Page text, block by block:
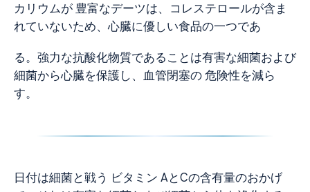
カリウムが 豊富なデーツは、コレステロールが含ま
れていないため、心臓に優しい食品の一つであ
る。強力な抗酸化物質であることは有害な細菌および
細菌から心臓を保護し、血管閉塞の 危険性を減ら
す。
日付は細菌と戦う ビタミン AとCの含有量のおかげ